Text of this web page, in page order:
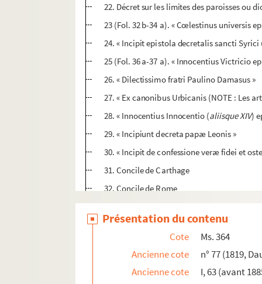
22. Décret sur les limites des paroisses ou
23 (Fol. 32 b-34 a). « Cœlestinus universis
24. « Incipit epistola decretalis sancti
25 (Fol. 36 a-37 a). « Innocentius Victricio
26. « Dilectissimo fratri Paulino Damasus »
27. « Ex canonibus Urbicanis (NOTE : Les
28. « Innocentius Innocentio (aliisque XIV)
29. « Incipiunt decreta papæ Leonis »
30. « Incipit de confessione veræ fidei et
31. Concile de Carthage
32. Concile de Rome
33. « De synodo Grangensi hæc autem
34 (Fol. 56 a-57 b). « De his qui se
35. « Ex canonibus Valentinensis »
36 (Fol. 58 a-59 b). « Sancta synodus
37. « Innocentius universis episcopis in
Présentation du contenu
Cote
Ms. 364
Ancienne cote
n° 77 (1819,
Ancienne cote
I, 63 (avant